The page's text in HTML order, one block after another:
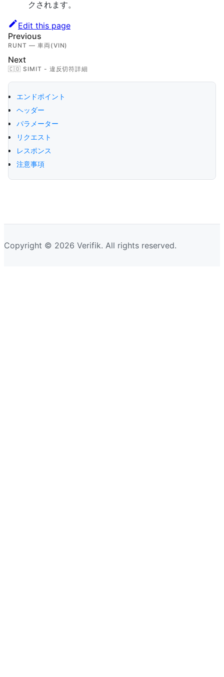
クされます。
Edit this page
Previous
RUNT — 車両(VIN)
Next
🇨🇴 SIMIT - 違反切符詳細
エンドポイント
ヘッダー
パラメーター
リクエスト
レスポンス
注意事項
Copyright © 2026 Verifik. All rights reserved.